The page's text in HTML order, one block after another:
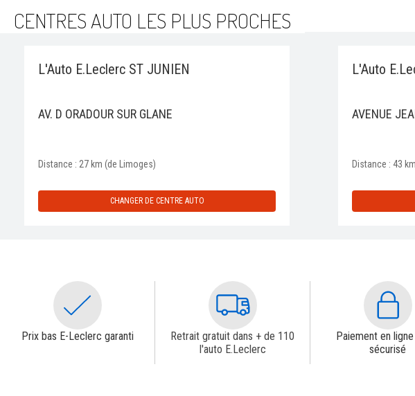
CENTRES AUTO LES PLUS PROCHES
L'Auto E.Leclerc ST JUNIEN
AV. D ORADOUR SUR GLANE
Distance : 27 km (de Limoges)
CHANGER DE CENTRE AUTO
L'Auto
AVENUE
Distance : 43
Prix bas E-Leclerc garanti
Retrait gratuit dans + de 110
l'auto E.Leclerc
Paiement en
sécurisé